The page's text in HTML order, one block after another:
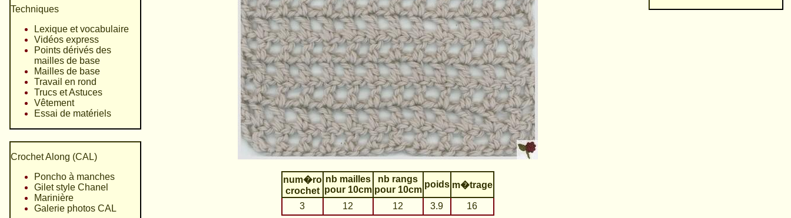
Techniques
Lexique et vocabulaire
Vidéos express
Points dérivés des
mailles de base
Mailles de base
Travail en rond
Trucs et Astuces
Vêtement
Essai de matériels
Crochet Along (CAL)
Poncho à manches
Gilet style Chanel
Marinière
Galerie photos CAL
num�ro
crochet
nb mailles
pour 10cm
nb rangs
pour 10cm
poids m�trage
3 12 12 3.9 16